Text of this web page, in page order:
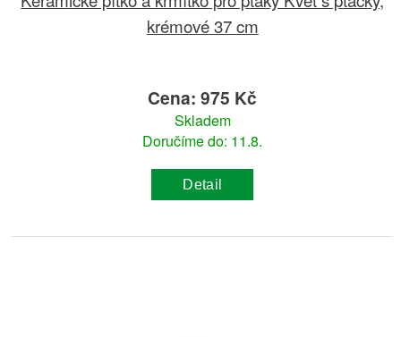
krémové 37 cm
Cena: 975 Kč
Skladem
Doručíme do: 11.8.
Detail